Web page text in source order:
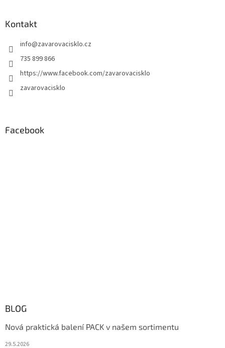
Kontakt
info@zavarovacisklo.cz
735 899 866
https://www.facebook.com/zavarovacisklo
zavarovacisklo
Facebook
BLOG
Nová praktická balení PACK v našem sortimentu
29.5.2026